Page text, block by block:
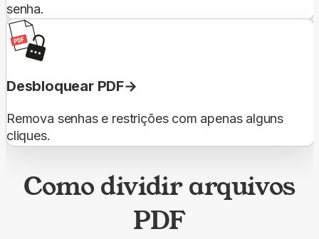
senha.
Desbloquear PDF
Remova senhas e restrições com apenas alguns
cliques.
Como dividir arquivos
PDF